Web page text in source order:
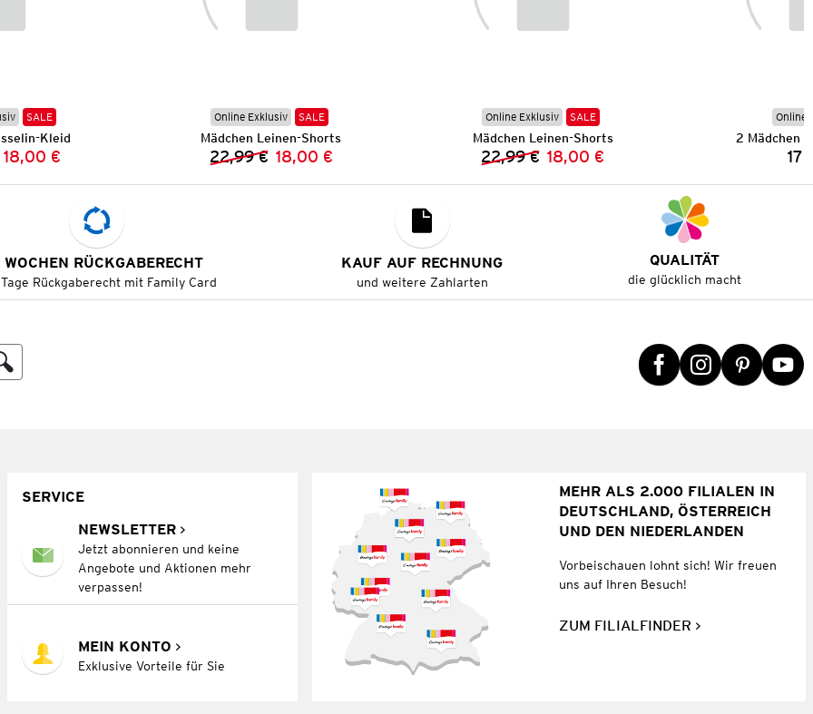
SALE
Kleid
Preis:
Preis:
18,00 €
Online Exklusiv SALE
Mädchen Leinen-Shorts
Vorheriger Preis:
22,99 € Neuer Preis:
18,00 €
Online Exklusiv SALE
Mädchen Leinen-Shorts
Vorheriger Preis:
22,99 € Neuer Preis:
18,00 €
Online
2 Mädchen
RÜCKGABERECHT
Rückgaberecht mit Family Card
KAUF AUF RECHNUNG
und weitere Zahlarten
QUALITÄT
die glücklich macht
SERVICE
NEWSLETTER
Jetzt abonnieren und keine
Angebote und Aktionen mehr
verpassen!
MEIN KONTO
Exklusive Vorteile für Sie
MEHR ALS 2.000 FILIALEN IN
DEUTSCHLAND, ÖSTERREICH
UND DEN NIEDERLANDEN
Vorbeischauen lohnt sich! Wir freuen
uns auf Ihren Besuch!
ZUM FILIALFINDER